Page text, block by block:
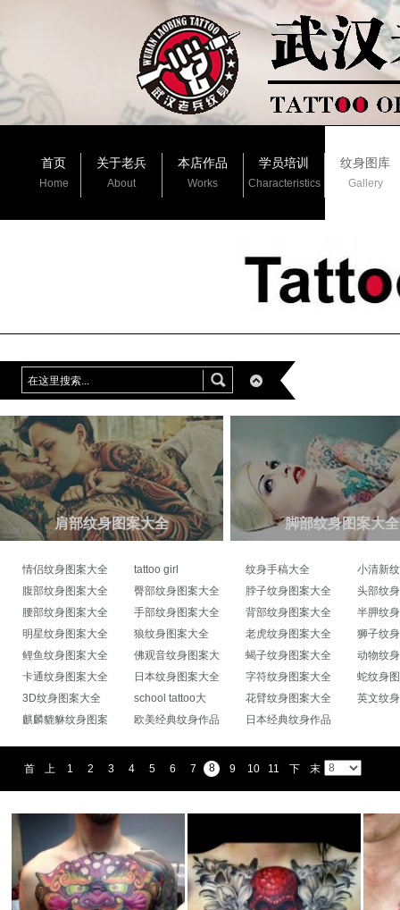
首页
Home
关于老兵
About
本店作品
Works
学员培训
Characteristics
纹身图库
Gallery
肩部纹身图案大全 脚部纹身图案大全
情侣纹身图案大全 tattoo girl 纹身手稿大全
小清新
腹部纹身图案大全
臀部纹身图案大全 脖子纹身图案大全
头部纹
腰部纹身图案大全
手部纹身图案大全 背部纹身图案大全
半胛纹
明星纹身图案大全
狼纹身图案大全 老虎纹身图案大全
狮子纹
鲤鱼纹身图案大全
佛观音纹身图案大 蝎子纹身图案大全
动物纹
卡通纹身图案大全
日本纹身图案大全 字符纹身图案大全
蛇纹身
3D纹身图案大全
school tattoo大 花臂纹身图案大全
英文纹
麒麟貔貅纹身图案
欧美经典纹身作品 日本经典纹身作品
首
页
上
一
1 2 3 4 5 6 7 8 9 10 11
下
一
末
页